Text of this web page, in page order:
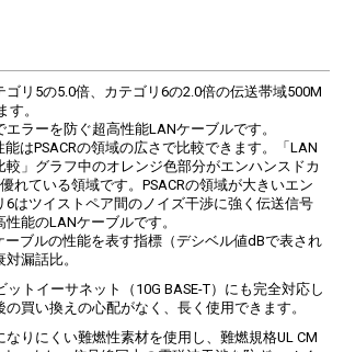
ゴリ5の5.0倍、カテゴリ6の2.0倍の伝送帯域500M
す。
ラーを防ぐ超高性能LANケーブルです。
はPSACRの領域の広さで比較できます。「LAN
較」グラフ中のオレンジ色部分がエンハンスドカ
れている領域です。PSACRの領域が大きいエン
6はツイストペア間のノイズ干渉に強く伝送信号
能のLANケーブルです。
ーブルの性能を表す指標（デシベル値dBで表され
漏話比。
ットイーサネット（10G BASE-T）にも完全対応し
買い換えの心配がなく、長く使用できます。
なりにくい難燃性素材を使用し、難燃規格UL CM